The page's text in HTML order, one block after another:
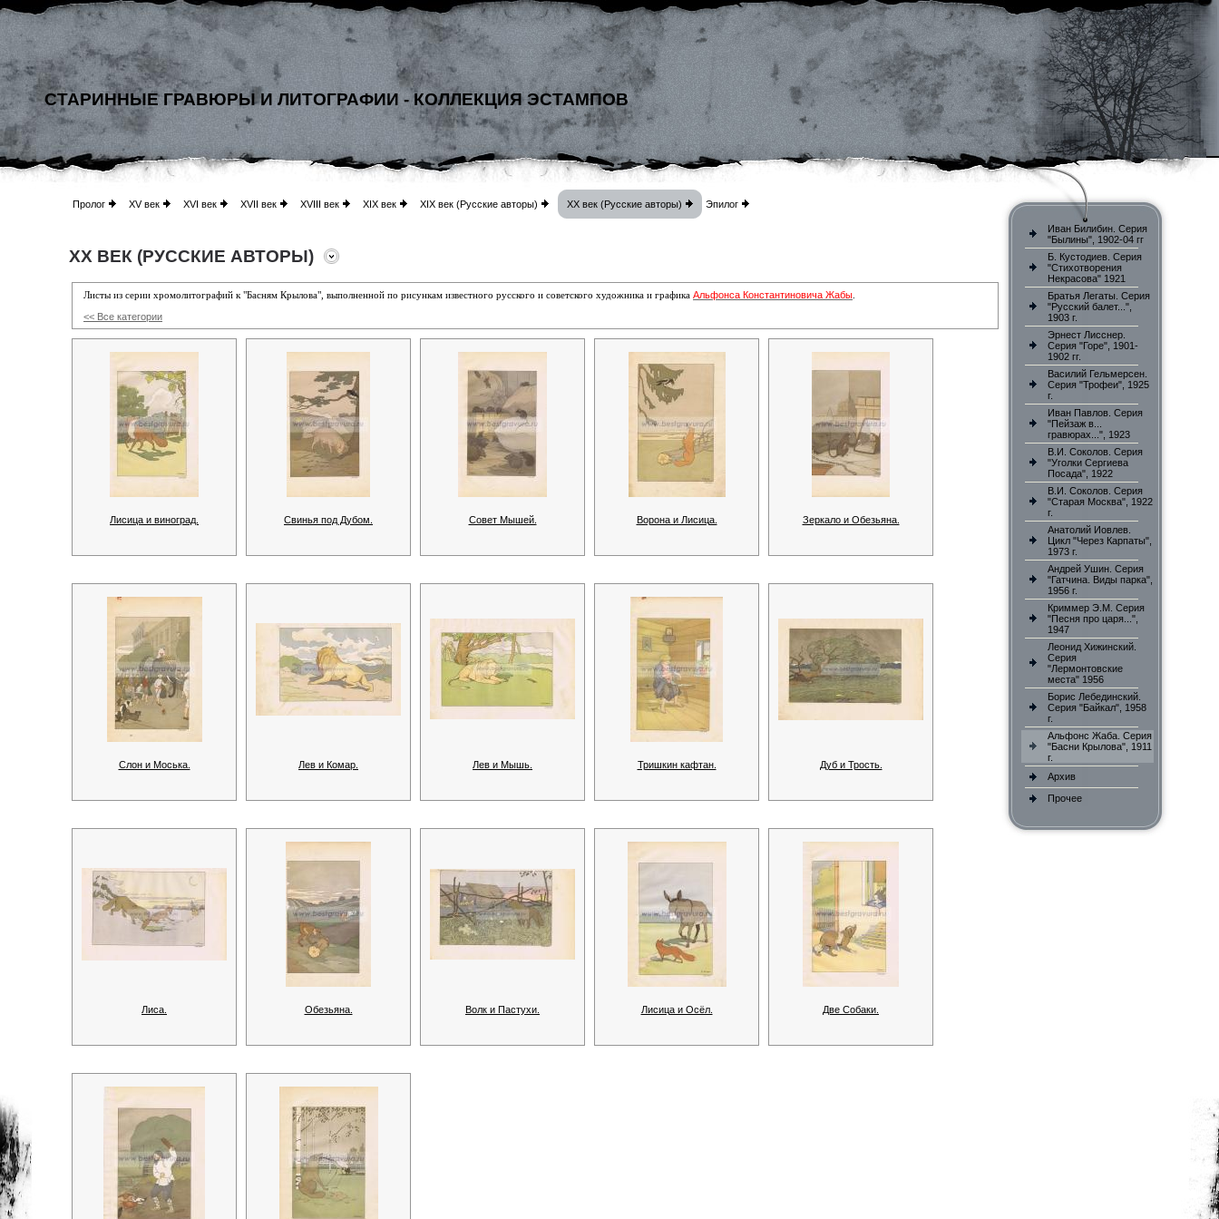
СТАРИННЫЕ ГРАВЮРЫ И ЛИТОГРАФИИ - КОЛЛЕКЦИЯ ЭСТАМПОВ
Пролог XV век XVI век XVII век XVIII век XIX век XIX век (Русские авторы) XX век (Русские авторы) Эпилог
XX ВЕК (РУССКИЕ АВТОРЫ)
Листы из серии хромолитографий к "Басням Крылова", выполненной по рисункам известного русского и советского художника и графика Альфонса Константиновича Жабы
<< Все категории
Лисица и виноград. Свинья под Дубом. Совет Мышей. Ворона и Лисица. Зеркало и Обезьяна.
Слон и Моська. Лев и Комар. Лев и Мышь. Тришкин кафтан. Дуб и Трость.
Лиса. Обезьяна. Волк и Пастухи. Лисица и Осёл. Две Собаки.
Иван Билибин. Серия
"Былины", 1902-04 гг
Б. Кустодиев. Серия
"Стихотворения
Некрасова" 1921
Братья Легаты. Серия
"Русский балет...",
1903 г.
Эрнест Лисснер.
Серия "Горе", 1901-
1902 гг.
Василий Гельмерсен.
Серия "Трофеи", 1925
г.
Иван Павлов. Серия
"Пейзаж в...
гравюрах...", 1923
В.И. Соколов. Серия
"Уголки Сергиева
Посада", 1922
В.И. Соколов. Серия
"Старая Москва", 1922
г.
Анатолий Иовлев.
Цикл "Через Карпаты",
1973 г.
Андрей Ушин. Серия
"Гатчина. Виды парка",
1956 г.
Криммер Э.М. Серия
"Песня про царя...",
1947
Леонид Хижинский.
Серия
"Лермонтовские
места" 1956
Борис Лебединский.
Серия "Байкал", 1958
г.
Альфонс Жаба. Серия
"Басни Крылова", 1911
г.
Архив
Прочее